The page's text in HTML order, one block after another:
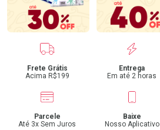
Benefícios
Frete Grátis
Acima R$199
Entrega
Em até 2 horas
Parcele
Até 3x Sem Juros
Baixe
Nosso Aplicativo